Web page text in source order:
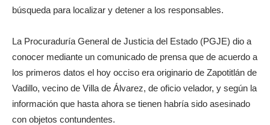
búsqueda para localizar y detener a los responsables.
La Procuraduría General de Justicia del Estado (PGJE) dio a
conocer mediante un comunicado de prensa que de acuerdo a
los primeros datos el hoy occiso era originario de Zapotitlán de
Vadillo, vecino de Villa de Álvarez, de oficio velador, y según la
información que hasta ahora se tienen habría sido asesinado
con objetos contundentes.